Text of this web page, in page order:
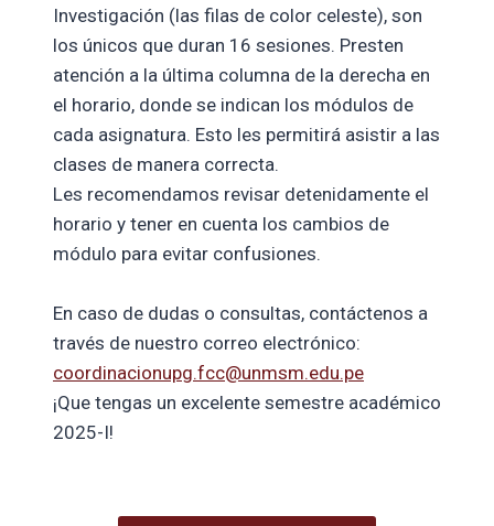
Investigación (las filas de color celeste), son
los únicos que duran 16 sesiones. Presten
atención a la última columna de la derecha en
el horario, donde se indican los módulos de
cada asignatura. Esto les permitirá asistir a las
clases de manera correcta.
Les recomendamos revisar detenidamente el
horario y tener en cuenta los cambios de
módulo para evitar confusiones.
En caso de dudas o consultas, contáctenos a
través de nuestro correo electrónico:
coordinacionupg.fcc@unmsm.edu.pe
¡Que tengas un excelente semestre académico
2025-I!